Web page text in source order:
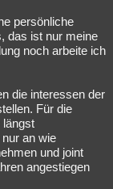
persönliche
das ist nur meine
noch arbeite ich
die interessen der
Für die
längst
an wie
und joint
angestiegen